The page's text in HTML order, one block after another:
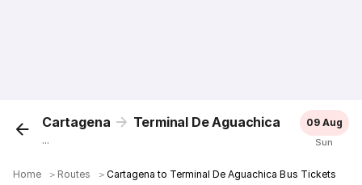
Cartagena Terminal De Aguachica
...
09 Aug
Sun
Home ＞ Routes ＞Cartagena to Terminal De Aguachica Bus Tickets